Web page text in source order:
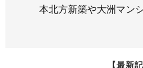
本北方新築や大洲マン
【最新